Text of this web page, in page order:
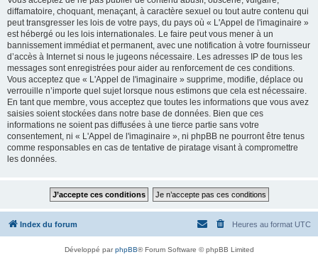
diffamatoire, choquant, menaçant, à caractère sexuel ou tout autre contenu qui
peut transgresser les lois de votre pays, du pays où « L'Appel de l'imaginaire »
est hébergé ou les lois internationales. Le faire peut vous mener à un
bannissement immédiat et permanent, avec une notification à votre fournisseur
d’accès à Internet si nous le jugeons nécessaire. Les adresses IP de tous les
messages sont enregistrées pour aider au renforcement de ces conditions.
Vous acceptez que « L'Appel de l'imaginaire » supprime, modifie, déplace ou
verrouille n’importe quel sujet lorsque nous estimons que cela est nécessaire.
En tant que membre, vous acceptez que toutes les informations que vous avez
saisies soient stockées dans notre base de données. Bien que ces
informations ne soient pas diffusées à une tierce partie sans votre
consentement, ni « L'Appel de l'imaginaire », ni phpBB ne pourront être tenus
comme responsables en cas de tentative de piratage visant à compromettre
les données.
Index du forum Heures au format UTC
Développé parphpBB® Forum Software © phpBB Limited